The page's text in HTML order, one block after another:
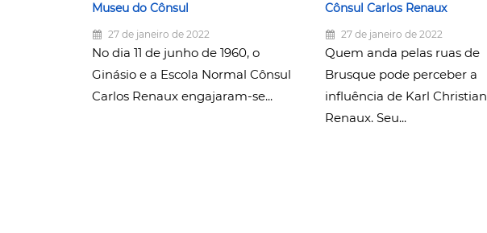
Museu do Cônsul
27 de janeiro de 2022
No dia 11 de junho de 1960, o
Ginásio e a Escola Normal Cônsul
Carlos Renaux engajaram-se...
Cônsul Carlos Renaux
27 de janeiro de 2022
Quem anda pelas ruas de
Brusque pode perceber a
influência de Karl Christian
Renaux. Seu...